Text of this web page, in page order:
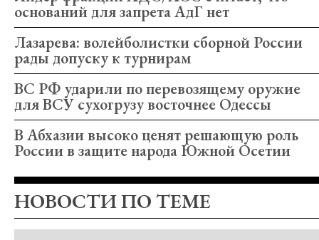
оснований для запрета АдГ нет
Лазарева: волейболистки сборной России
рады допуску к турнирам
ВС РФ ударили по перевозящему оружие
для ВСУ сухогрузу восточнее Одессы
В Абхазии высоко ценят решающую роль
России в защите народа Южной Осетии
НОВОСТИ ПО ТЕМЕ